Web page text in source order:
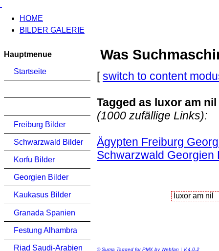
HOME
BILDER GALERIE
Hauptmenue
Startseite
Freiburg Bilder
Schwarzwald Bilder
Korfu Bilder
Georgien Bilder
Kaukasus Bilder
Granada Spanien
Festung Alhambra
Riad Saudi-Arabien
Was
[switch to content
Tagged as luxor am nil
(1000 zufällige Links):
Ägypten Freiburg
Schwarzwald Georgien
© Suma Tagged for PMX by Webfan | V.4.0.2